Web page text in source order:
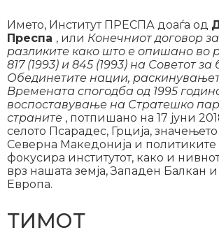
Името, Институт ПРЕСПА доаѓа од
Преспа , или Конечниот договор
разликите како што е опишано во
817 (1993) и 845 (1993) на Советот
Обединетите нации,
Времената спогодба од 1995
воспоставување на Стратешко
страните , потпишано на 17 јуни
селото Псарадес, Грција,
Северна Македонија и политиките
фокусира институтот, како и
врз нашата земја, Западен Балкан
Европа.
ТИМОТ